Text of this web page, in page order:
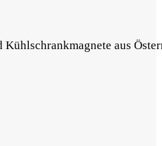
Kühlschrankmagnete aus